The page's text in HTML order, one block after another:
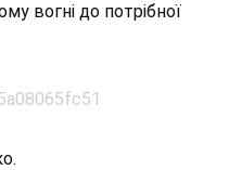
вогні до потрібної